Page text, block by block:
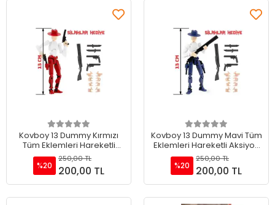
Sepete Ekle
Kovboy 13 Dummy Kırmızı
Tüm Eklemleri Hareketli
Aksiyon Figürü Oyuncak
%20
250,00 TL
200,00 TL
Sepete Ekle
Kovboy 13 Dummy Mavi Tüm
Eklemleri Hareketli Aksiyon
Figürü Oyuncak
%20
250,00 TL
200,00 TL